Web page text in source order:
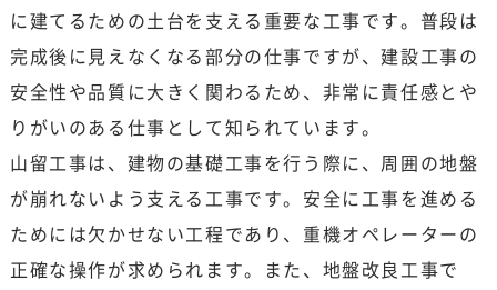
に建てるための土台を支える重要な工事です。普段は
完成後に見えなくなる部分の仕事ですが、建設工事の
安全性や品質に大きく関わるため、非常に責任感とや
りがいのある仕事として知られています。
山留工事は、建物の基礎工事を行う際に、周囲の地盤
が崩れないよう支える工事です。安全に工事を進める
ためには欠かせない工程であり、重機オペレーターの
正確な操作が求められます。また、地盤改良工事で